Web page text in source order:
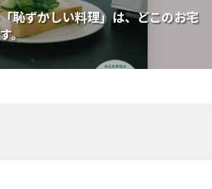
恥ずかしい料理」は、どこのお宅
。